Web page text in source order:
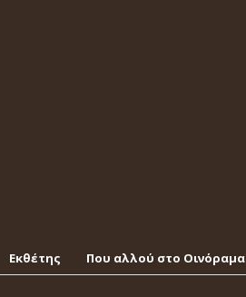
Εκθέτης Που αλλού στο Οινόραμα